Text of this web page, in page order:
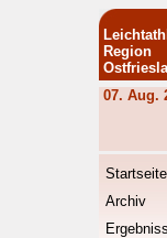
Region
07. Aug.
Startseite
Archiv